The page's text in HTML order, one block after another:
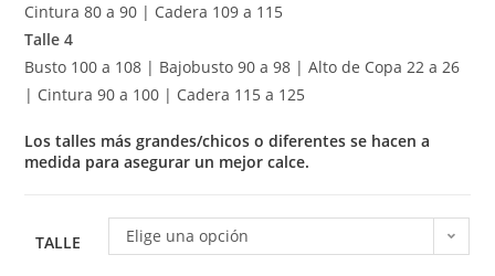
Cintura 80 a 90 | Cadera 109 a 115
Talle 4
Busto 100 a 108 | Bajobusto 90 a 98 | Alto de Copa 22 a 26
| Cintura 90 a 100 | Cadera 115 a 125
Los talles más grandes/chicos o diferentes se hacen a
medida para asegurar un mejor calce.
TALLE Elige una opción